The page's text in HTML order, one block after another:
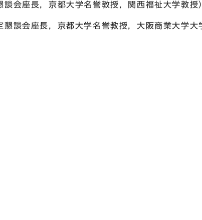
会座長，京都大学名誉教授，関西福祉大学教
談会座長，京都大学名誉教授，大阪商業大学
（京都市副
10名